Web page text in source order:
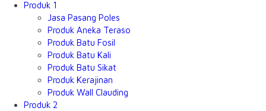
Produk 1
Jasa Pasang Poles
Produk Aneka Teraso
Produk Batu Fosil
Produk Batu Kali
Produk Batu Sikat
Produk Kerajinan
Produk Wall Clauding
Produk 2